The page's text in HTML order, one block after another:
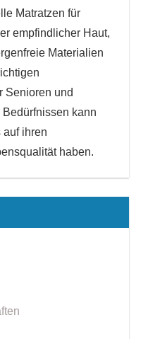
Matratzen für
empfindlicher Haut,
Materialien
Senioren und
kann
ihren
haben.